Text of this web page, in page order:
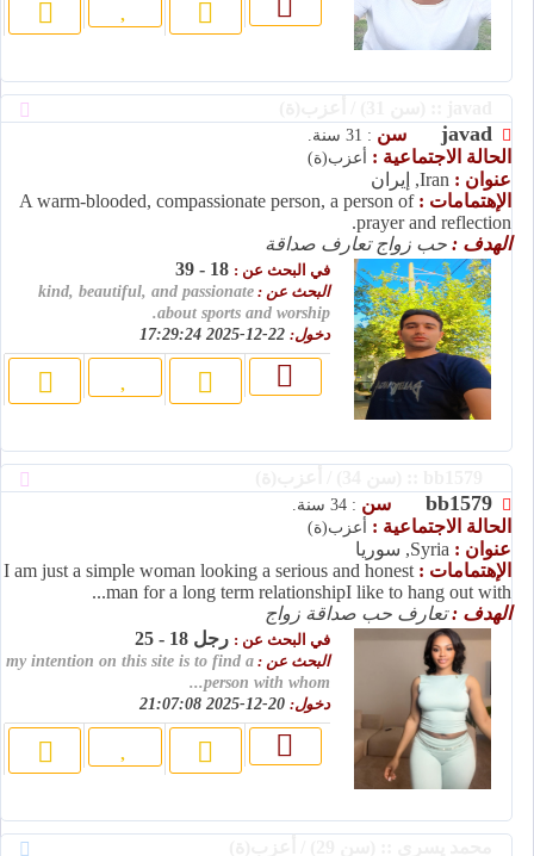
javad سن : 31 سنة.
الحالة الاجتماعية : أعزب(ة)
عنوان : Iran, إيران
الإهتمامات :A warm-blooded, compassionate person, a person of
prayer and reflection.
الهدف : حب زواج تعارف صداقة
في البحث عن :
البحث عن : kind, beautiful, and passionate
about sports and worship.
دخول:
bb1579 سن : 34 سنة.
الحالة الاجتماعية : أعزب(ة)
عنوان : Syria, سوريا
الإهتمامات : I am just a simple woman looking a serious and honest
man for a long term relationshipI like to hang out with...
الهدف :تعارف حب صداقة زواج
في البحث عن : رجل 18 - 25
البحث عن : my intention on this site is to find a
person with whom...
دخول: